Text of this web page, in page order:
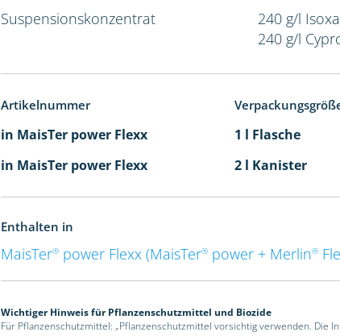
Suspensionskonzentrat
240 g/l
240 g/l
Artikelnummer
in MaisTer power Flexx
1 l Flasche
in MaisTer power Flexx
2 l Kanister
Enthalten in
MaisTer® power Flexx (MaisTer® power + Merlin®
Wichtiger Hinweis für Pflanzenschutzmittel und Biozide
Für Pflanzenschutzmittel: „Pflanzenschutzmittel vorsichtig verwenden. Die